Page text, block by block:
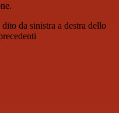
da sinistra a destra dello